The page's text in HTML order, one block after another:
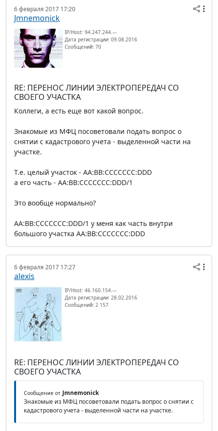
6 февраля 2017 17:20
Jmnemonick
IP/Host: 94.247.244.---
Дата регистрации: 09.08.2016
Сообщений: 70
RE: ПЕРЕНОС ЛИНИИ ЭЛЕКТРОПЕРЕДАЧ СО
СВОЕГО УЧАСТКА
Коллеги, а есть еще вот какой вопрос.
Знакомые из МФЦ посоветовали подать вопрос о
снятии с кадастрового учета - выделенной части на
участке.
Т.е. целый участок - AA:BB:CCCCCCC:DDD
а его часть - AA:BB:CCCCCCC:DDD/1
Это вообще нормально?
AA:BB:CCCCCCC:DDD/1 у меня как часть внутри
большого участка AA:BB:CCCCCCC:DDD
6 февраля 2017 17:27
alexis
IP/Host: 46.160.154.---
Дата регистрации: 28.02.2016
Сообщений: 2 157
RE: ПЕРЕНОС ЛИНИИ ЭЛЕКТРОПЕРЕДАЧ СО
СВОЕГО УЧАСТКА
Сообщение от Jmnemonick
Знакомые из МФЦ посоветовали подать вопрос о снятии с
кадастрового учета - выделенной части на участке.